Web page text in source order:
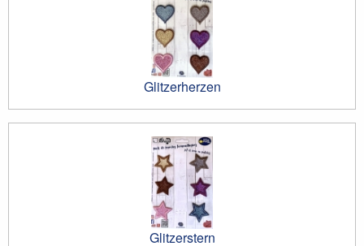
Glitzerherzen
Glitzerstern